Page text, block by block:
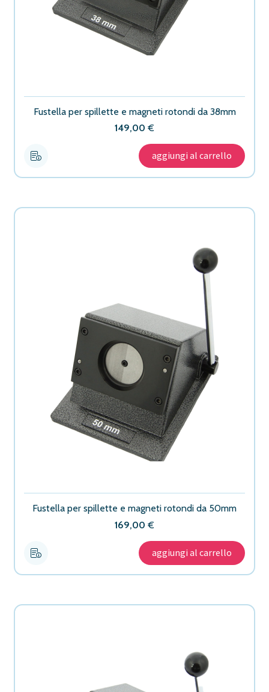
Fustella per spillette e magneti rotondi da 38mm
149,00 €
aggiungi al carrello
Fustella per spillette e magneti rotondi da 50mm
169,00 €
aggiungi al carrello